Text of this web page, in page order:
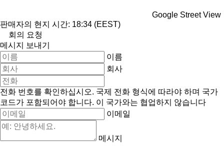
Google Street View
판매자의 현지 시간: 18:34 (EEST)
회의 요청
메시지 보내기
이름
회사
전화 번호를 확인하십시오. 국제 전화 형식에 따라야 하며 국가
코드가 포함되어야 합니다. 이 국가와는 협업하지 않습니다
이메일
메시지